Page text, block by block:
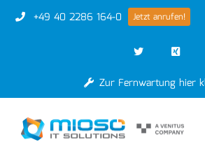
Zum
Inhalt
+49 40 2286 164-0 Jetzt anrufen!
Zur Fernwartung hier